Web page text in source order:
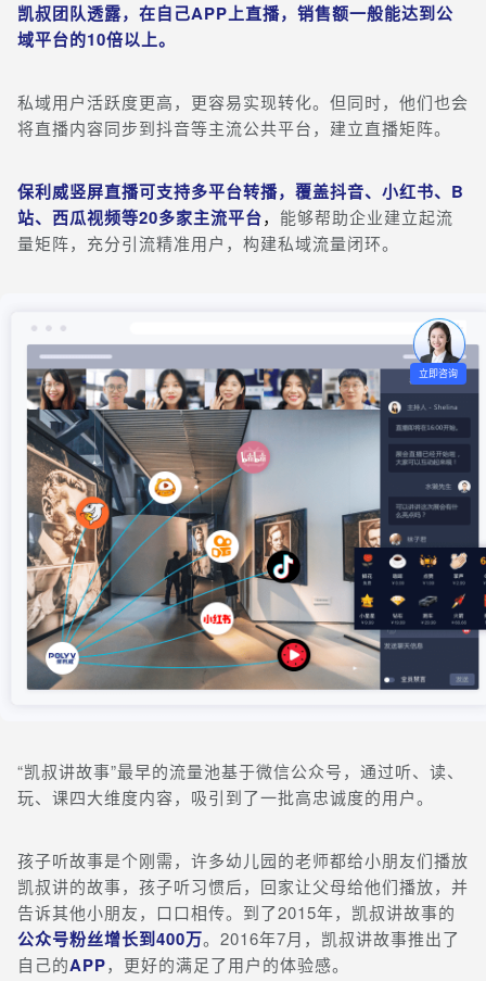
凯叔团队透露，在自己APP上直播，销售额一般能达到公
域平台的10倍以上。
私域用户活跃度更高，更容易实现转化。但同时，他们也会
将直播内容同步到抖音等主流公共平台，建立直播矩阵。
保利威竖屏直播可支持多平台转播，覆盖抖音、小红书、B
站、西瓜视频等20多家主流平台， 能够帮助企业建立起流
量矩阵，充分引流精准用户，构建私域流量闭环。
“凯叔讲故事”最早的流量池基于微信公众号，通过听、读、
玩、课四大维度内容，吸引到了一批高忠诚度的用户。
孩子听故事是个刚需，许多幼儿园的老师都给小朋友们播放
凯叔讲的故事，孩子听习惯后，回家让父母给他们播放，并
告诉其他小朋友，口口相传。到了2015年，凯叔讲故事的
公众号粉丝增长到400万。2016年7月，凯叔讲故事推出了
自己的APP，更好的满足了用户的体验感。
立即咨询